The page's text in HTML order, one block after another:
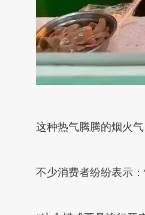
这种热气腾腾的烟火
不少消费者纷纷表示